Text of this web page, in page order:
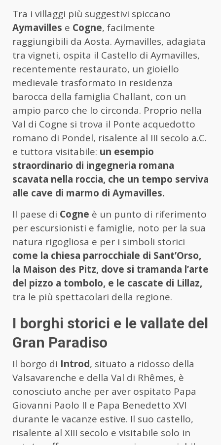
Tra i villaggi più suggestivi spiccano
Aymavilles e Cogne, facilmente
raggiungibili da Aosta. Aymavilles, adagiata
tra vigneti, ospita il Castello di Aymavilles,
recentemente restaurato, un gioiello
medievale trasformato in residenza
barocca della famiglia Challant, con un
ampio parco che lo circonda. Proprio nella
Val di Cogne si trova il Ponte acquedotto
romano di Pondel, risalente al III secolo a.C.
e tuttora visitabile: un esempio
straordinario di ingegneria romana
scavata nella roccia, che un tempo serviva
alle cave di marmo di Aymavilles.
Il paese di Cogne è un punto di riferimento
per escursionisti e famiglie, noto per la sua
natura rigogliosa e per i simboli storici
come la chiesa parrocchiale di Sant’Orso,
la Maison des Pitz, dove si tramanda l’arte
del pizzo a tombolo, e le cascate di Lillaz,
tra le più spettacolari della regione.
I borghi storici e le vallate del
Gran Paradiso
Il borgo di Introd, situato a ridosso della
Valsavarenche e della Val di Rhêmes, è
conosciuto anche per aver ospitato Papa
Giovanni Paolo II e Papa Benedetto XVI
durante le vacanze estive. Il suo castello,
risalente al XIII secolo e visitabile solo in